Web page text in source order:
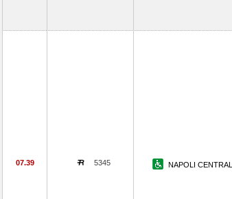
07.39 5345 NAPOLI